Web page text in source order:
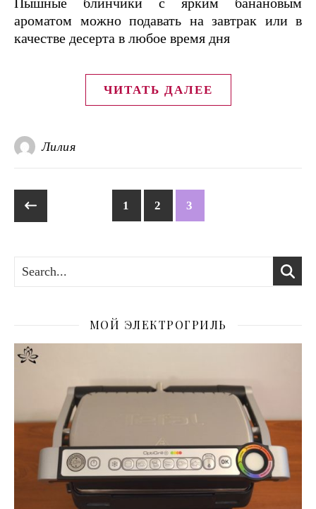
ароматом можно подавать на завтрак или в
качестве десерта в любое время дня
ЧИТАТЬ ДАЛЕЕ
Лилия
1 2 3
МОЙ ЭЛЕКТРОГРИЛЬ